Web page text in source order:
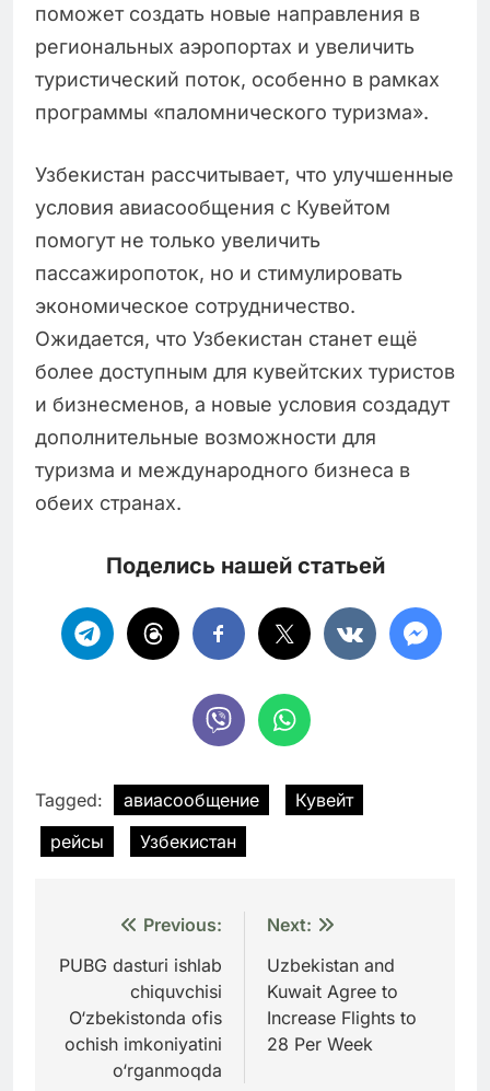
поможет создать новые направления в
региональных аэропортах и увеличить
туристический поток, особенно в рамках
программы «паломнического туризма».
Узбекистан рассчитывает, что улучшенные
условия авиасообщения с Кувейтом
помогут не только увеличить
пассажиропоток, но и стимулировать
экономическое сотрудничество.
Ожидается, что Узбекистан станет ещё
более доступным для кувейтских туристов
и бизнесменов, а новые условия создадут
дополнительные возможности для
туризма и международного бизнеса в
обеих странах.
Поделись нашей статьей
Tagged: авиасообщение
Кувейт
рейсы
Узбекистан
Навигация
по
записям
Previous:
PUBG dasturi ishlab
chiquvchisi
O‘zbekistonda ofis
ochish imkoniyatini
o‘rganmoqda
Next:
Uzbekistan and
Kuwait Agree to
Increase Flights to
28 Per Week